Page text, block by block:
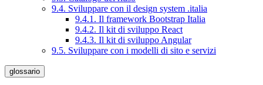
9.4. Sviluppare con il design system .italia
9.4.1. Il framework Bootstrap Italia
9.4.2. Il kit di sviluppo React
9.4.3. Il kit di sviluppo Angular
9.5. Sviluppare con i modelli di sito e servizi
glossario